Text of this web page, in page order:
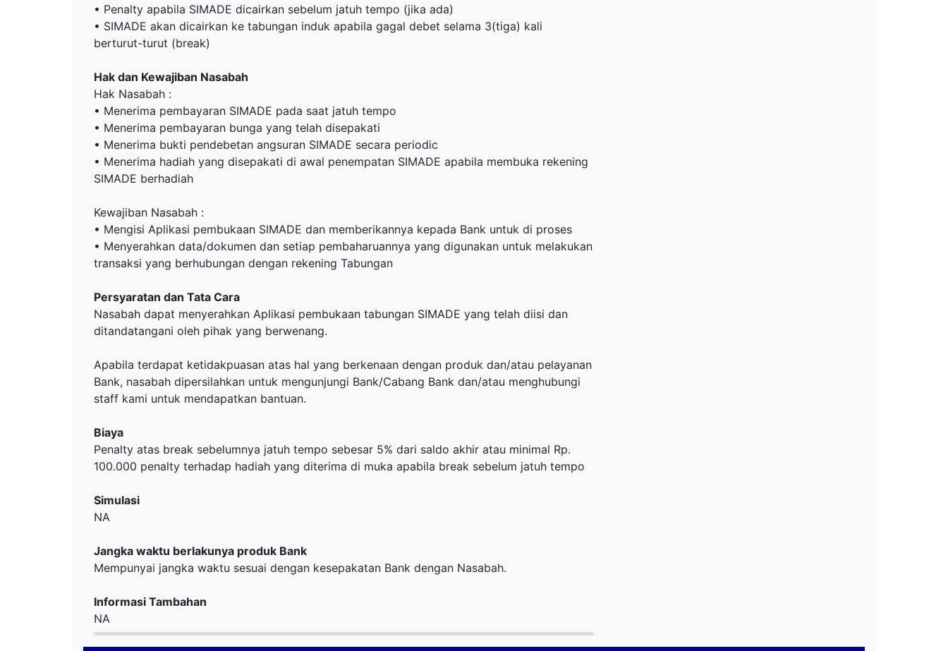
• Penalty apabila SIMADE dicairkan sebelum jatuh tempo (jika ada)
• SIMADE akan dicairkan ke tabungan induk apabila gagal debet selama 3(tiga) kali
berturut-turut (break)
Hak dan Kewajiban Nasabah
Hak Nasabah :
• Menerima pembayaran SIMADE pada saat jatuh tempo
• Menerima pembayaran bunga yang telah disepakati
• Menerima bukti pendebetan angsuran SIMADE secara periodic
• Menerima hadiah yang disepakati di awal penempatan SIMADE apabila membuka rekening
SIMADE berhadiah
Kewajiban Nasabah :
• Mengisi Aplikasi pembukaan SIMADE dan memberikannya kepada Bank untuk di proses
• Menyerahkan data/dokumen dan setiap pembaharuannya yang digunakan untuk melakukan
transaksi yang berhubungan dengan rekening Tabungan
Persyaratan dan Tata Cara
Nasabah dapat menyerahkan Aplikasi pembukaan tabungan SIMADE yang telah diisi dan
ditandatangani oleh pihak yang berwenang.
Apabila terdapat ketidakpuasan atas hal yang berkenaan dengan produk dan/atau pelayanan
Bank, nasabah dipersilahkan untuk mengunjungi Bank/Cabang Bank dan/atau menghubungi
staff kami untuk mendapatkan bantuan.
Biaya
Penalty atas break sebelumnya jatuh tempo sebesar 5% dari saldo akhir atau minimal Rp.
100.000 penalty terhadap hadiah yang diterima di muka apabila break sebelum jatuh tempo
Simulasi
NA
Jangka waktu berlakunya produk Bank
Mempunyai jangka waktu sesuai dengan kesepakatan Bank dengan Nasabah.
Informasi Tambahan
NA